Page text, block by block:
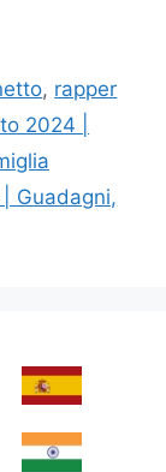
, rapper
2024 |
Guadagni,